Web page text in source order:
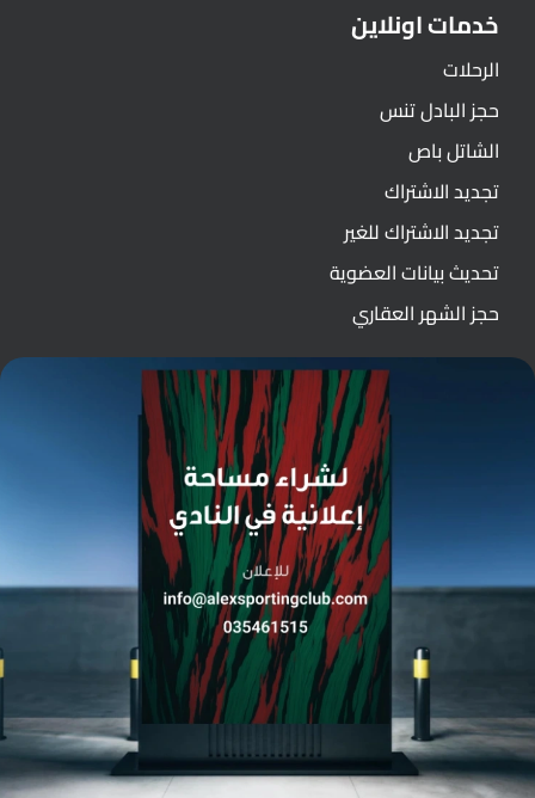
خدمات اونلاين
الرحلات
حجز البادل تنس
الشاتل باص
تجديد الاشتراك
تجديد الاشتراك للغير
تحديث بيانات العضوية
حجز الشهر العقاري